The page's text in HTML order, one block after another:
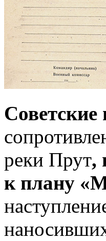
Советские
реки Прут,
к плану